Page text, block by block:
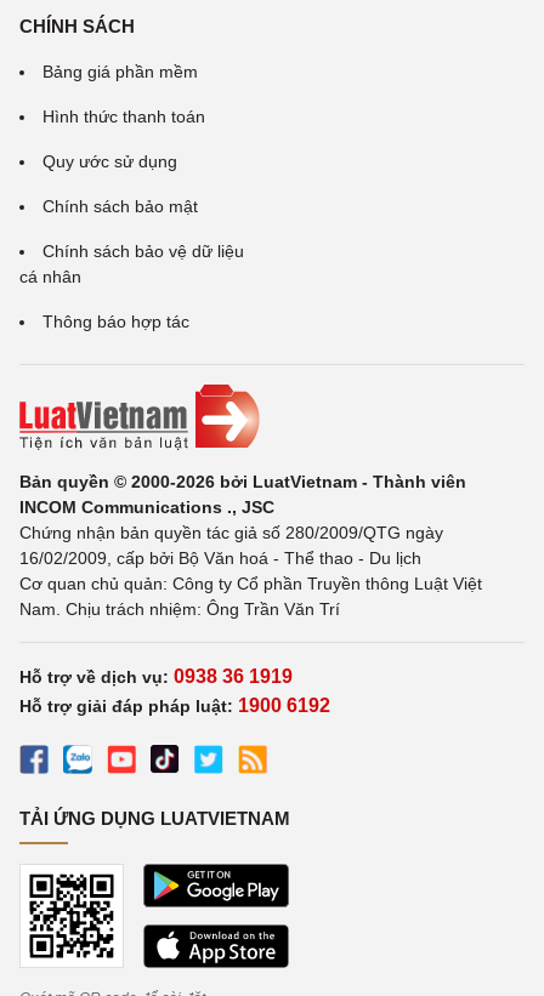
CHÍNH SÁCH
Bảng giá phần mềm
Hình thức thanh toán
Quy ước sử dụng
Chính sách bảo mật
Chính sách bảo vệ dữ liệu
cá nhân
Thông báo hợp tác
Bản quyền © 2000-2026 bởi LuatVietnam - Thành viên
INCOM Communications ., JSC
Chứng nhận bản quyền tác giả số 280/2009/QTG ngày
16/02/2009, cấp bởi Bộ Văn hoá - Thể thao - Du lịch
Cơ quan chủ quản: Công ty Cổ phần Truyền thông Luật Việt
Nam. Chịu trách nhiệm: Ông Trần Văn Trí
Hỗ trợ về dịch vụ: 0938 36 1919
Hỗ trợ giải đáp pháp luật: 1900 6192
TẢI ỨNG DỤNG LUATVIETNAM